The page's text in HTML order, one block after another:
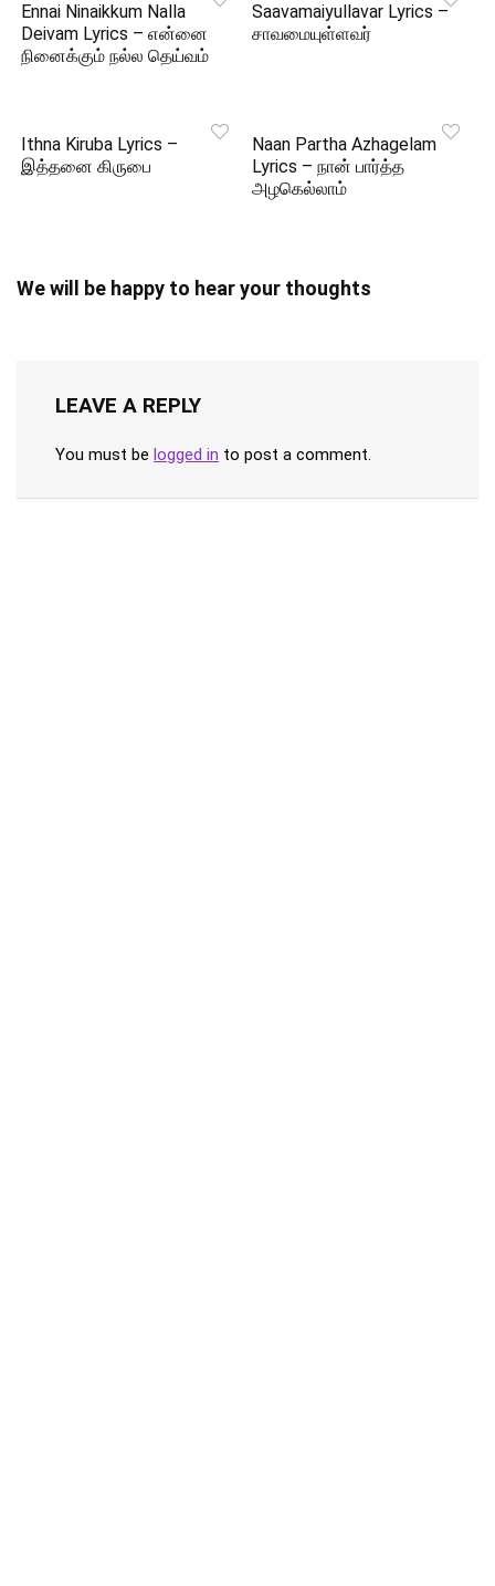
Ennai Ninaikkum Nalla
Deivam Lyrics – என்னை
நினைக்கும் நல்ல தெய்வம்
Saavamaiyullavar Lyrics –
சாவமையுள்ளவர்
Ithna Kiruba Lyrics –
இத்தனை கிருபை
Naan Partha Azhagelam
Lyrics – நான் பார்த்த
அழகெல்லாம்
We will be happy to hear your thoughts
LEAVE A REPLY
You must be logged in to post a comment.